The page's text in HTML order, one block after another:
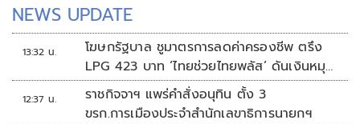
NEWS UPDATE
13:32 น.
โฆษกรัฐบาล ชูมาตรการลดค่าครองชีพ ตรึง
LPG 423 บาท ‘ไทยช่วยไทยพลัส’ ดันเงินหมุน
แสนล้าน
12:37 น.
ราชกิจจาฯ แพร่คำสั่งอนุทิน ตั้ง 3
ขรก.การเมืองประจำสำนักเลขาธิการนายกฯ